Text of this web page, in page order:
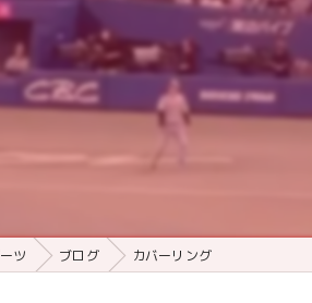
コラム
ツ ブログ カバーリング